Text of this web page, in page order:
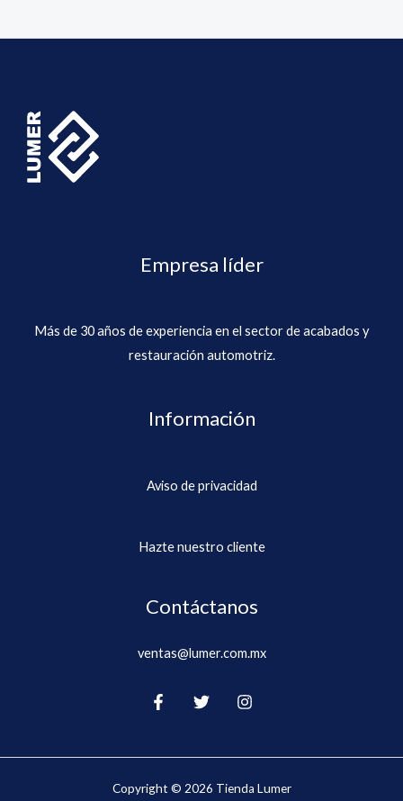
a
d
e
5
Empresa líder
Más de 30 años de experiencia en el sector de acabados y
restauración automotriz.
Información
Aviso de privacidad
Hazte nuestro cliente
Contáctanos
ventas@lumer.com.mx
Copyright © 2026 Tienda Lumer